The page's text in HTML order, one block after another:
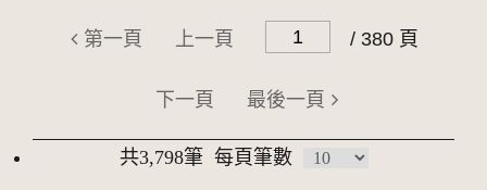
第一頁 上一頁 / 380 頁
下一頁 最後一頁
共3,798筆 每頁筆數